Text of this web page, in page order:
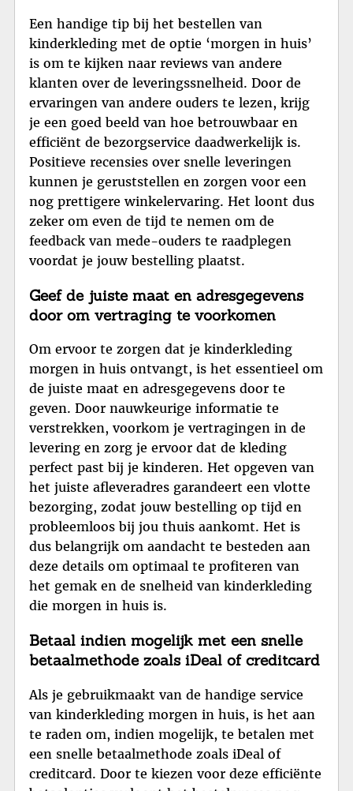
Een handige tip bij het bestellen van
kinderkleding met de optie ‘morgen in huis’
is om te kijken naar reviews van andere
klanten over de leveringssnelheid. Door de
ervaringen van andere ouders te lezen, krijg
je een goed beeld van hoe betrouwbaar en
efficiënt de bezorgservice daadwerkelijk is.
Positieve recensies over snelle leveringen
kunnen je geruststellen en zorgen voor een
nog prettigere winkelervaring. Het loont dus
zeker om even de tijd te nemen om de
feedback van mede-ouders te raadplegen
voordat je jouw bestelling plaatst.
Geef de juiste maat en adresgegevens
door om vertraging te voorkomen
Om ervoor te zorgen dat je kinderkleding
morgen in huis ontvangt, is het essentieel om
de juiste maat en adresgegevens door te
geven. Door nauwkeurige informatie te
verstrekken, voorkom je vertragingen in de
levering en zorg je ervoor dat de kleding
perfect past bij je kinderen. Het opgeven van
het juiste afleveradres garandeert een vlotte
bezorging, zodat jouw bestelling op tijd en
probleemloos bij jou thuis aankomt. Het is
dus belangrijk om aandacht te besteden aan
deze details om optimaal te profiteren van
het gemak en de snelheid van kinderkleding
die morgen in huis is.
Betaal indien mogelijk met een snelle
betaalmethode zoals iDeal of creditcard
Als je gebruikmaakt van de handige service
van kinderkleding morgen in huis, is het aan
te raden om, indien mogelijk, te betalen met
een snelle betaalmethode zoals iDeal of
creditcard. Door te kiezen voor deze efficiënte